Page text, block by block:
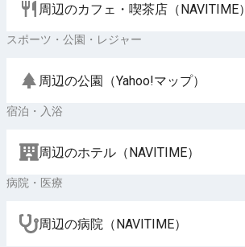
周辺のカフェ・喫茶店（NAVITIME）
スポーツ・公園・レジャー
周辺の公園（Yahoo!マップ）
宿泊・入浴
周辺のホテル（NAVITIME）
病院・医療
周辺の病院（NAVITIME）